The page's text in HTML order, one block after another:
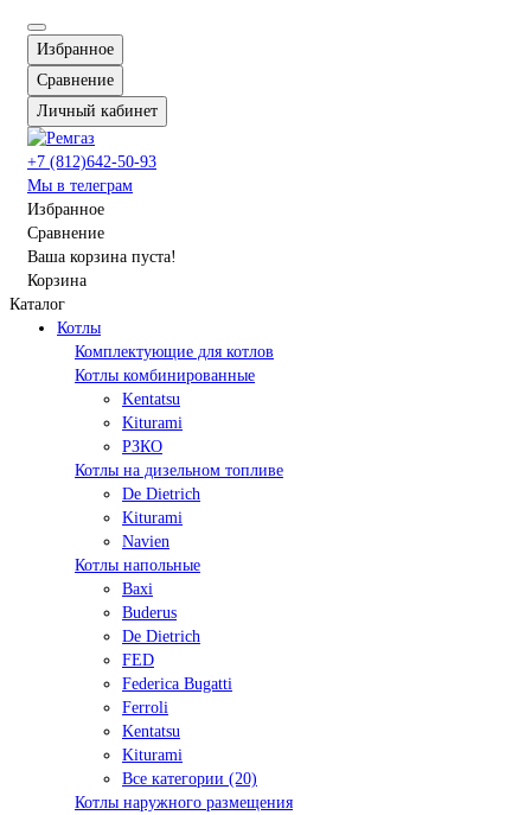
Избранное
Сравнение
Личный кабинет
+7 (812)642-50-93
Мы в телеграм
Избранное
Сравнение
Ваша корзина пуста!
Корзина
Каталог
Котлы
Комплектующие для котлов
Котлы комбинированные
Kentatsu
Kiturami
РЗКО
Котлы на дизельном топливе
De Dietrich
Kiturami
Navien
Котлы напольные
Baxi
Buderus
De Dietrich
FED
Federica Bugatti
Ferroli
Kentatsu
Kiturami
Все категории (20)
Котлы наружного размещения